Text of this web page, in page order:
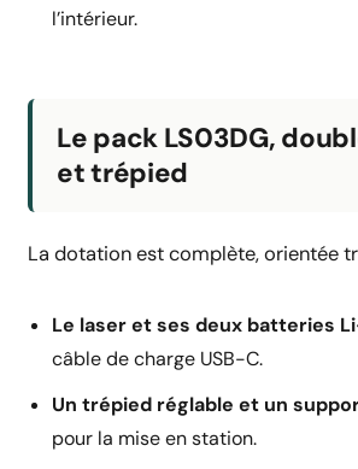
l’intérieur.
Le pack LS03DG,
et trépied
La dotation est complète, orientée
Le laser et ses deux batteries
câble de charge USB-C.
Un trépied réglable et un
pour la mise en station.